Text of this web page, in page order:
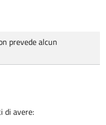
prevede alcun
di avere: